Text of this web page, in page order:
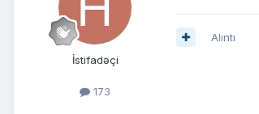
İstifadəçi
173
Alıntı